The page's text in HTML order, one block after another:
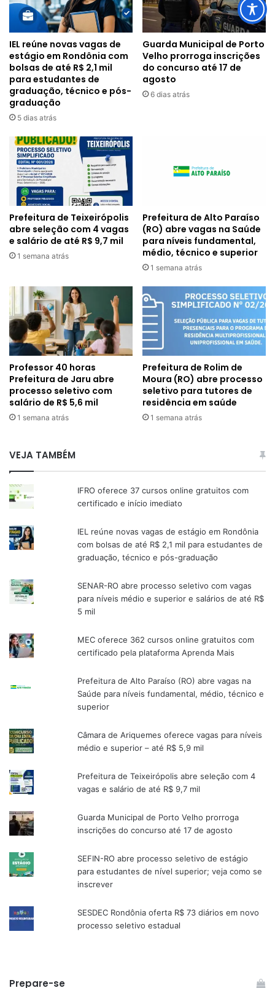
IEL reúne novas vagas de
estágio em Rondônia com
bolsas de até R$ 2,1 mil
para estudantes de
graduação, técnico e pós-
graduação
5 dias atrás
Guarda Municipal de Porto
Velho prorroga inscrições
do concurso até 17 de
agosto
6 dias atrás
Prefeitura de Teixeirópolis
abre seleção com 4 vagas
e salário de até R$ 9,7 mil
1 semana atrás
Prefeitura de Alto Paraíso
(RO) abre vagas na Saúde
para níveis fundamental,
médio, técnico e superior
1 semana atrás
Professor 40 horas
Prefeitura de Jaru abre
processo seletivo com
salário de R$ 5,6 mil
1 semana atrás
Prefeitura de Rolim de
Moura (RO) abre processo
seletivo para tutores de
residência em saúde
1 semana atrás
VEJA TAMBÉM
IFRO oferece 37 cursos online gratuitos com
certificado e início imediato
IEL reúne novas vagas de estágio em Rondônia
com bolsas de até R$ 2,1 mil para estudantes de
graduação, técnico e pós-graduação
SENAR-RO abre processo seletivo com vagas
para níveis médio e superior e salários de até R$
5 mil
MEC oferece 362 cursos online gratuitos com
certificado pela plataforma Aprenda Mais
Prefeitura de Alto Paraíso (RO) abre vagas na
Saúde para níveis fundamental, médio, técnico e
superior
Câmara de Ariquemes oferece vagas para níveis
médio e superior – até R$ 5,9 mil
Prefeitura de Teixeirópolis abre seleção com 4
vagas e salário de até R$ 9,7 mil
Guarda Municipal de Porto Velho prorroga
inscrições do concurso até 17 de agosto
SEFIN-RO abre processo seletivo de estágio
para estudantes de nível superior; veja como se
inscrever
SESDEC Rondônia oferta R$ 73 diários em novo
processo seletivo estadual
Prepare-se